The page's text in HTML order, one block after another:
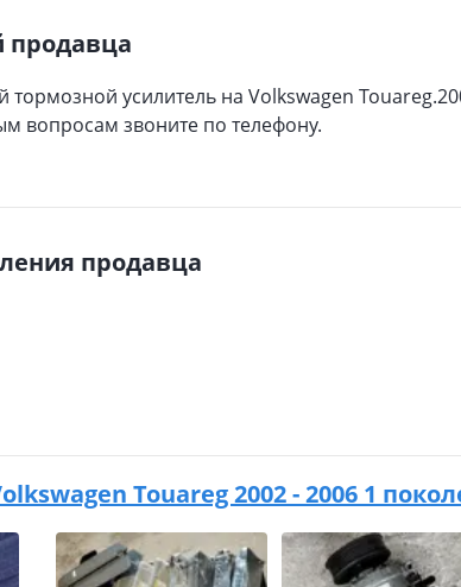
усилитель на Volkswagen
вопросам звоните по телефону.
продавца
Touareg 2002 - 2006 1